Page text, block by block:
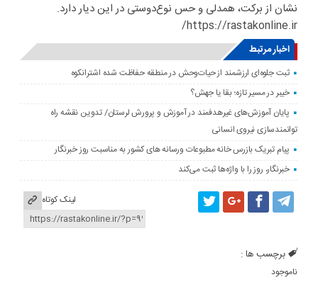
نشان از برکت، همدلی و حس نوع‌دوستی در این دیار دارد.
https://rastakonline.ir/
اخبار مرتبط
ثبت جلوه‌ای ارزشمند از حیات‌وحش در منطقه حفاظت شده اشترانکوه
خیبر در مسیر تازه؛ بقا یا جهش؟
پایان آموزش‌های غیرهدفمند در آموزش و پرورش لرستان/ تدوین نقشه راه
توانمندسازی نیروی انسانی
پیام تبریک بازرس خانه مطبوعات ورسانه های کشور به مناسبت روز خبرنگار
خبرنگار، روز را با واژه‌ها ثبت می‌کند
لینک کوتاه
برچسب ها :
ناموجود